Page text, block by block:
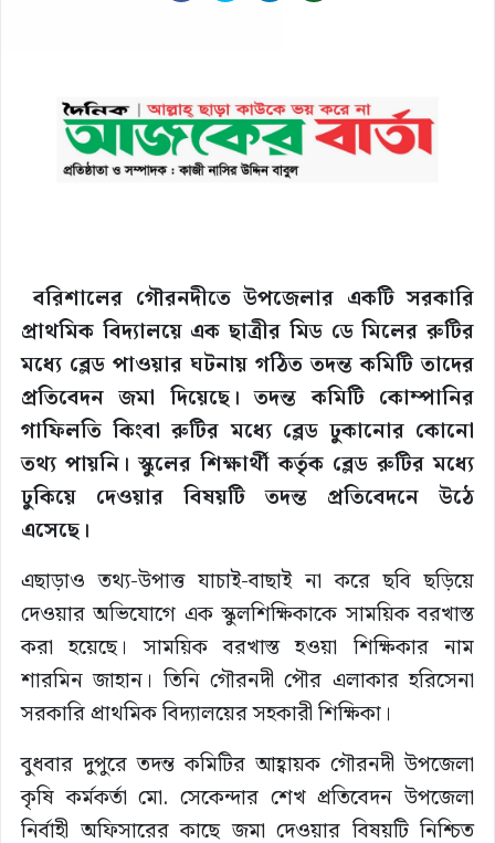
বরিশালের গৌরনদীতে উপজেলার একটি সরকারি
প্রাথমিক বিদ্যালয়ে এক ছাত্রীর মিড ডে মিলের রুটির
মধ্যে ব্লেড পাওয়ার ঘটনায় গঠিত তদন্ত কমিটি তাদের
প্রতিবেদন জমা দিয়েছে। তদন্ত কমিটি কোম্পানির
গাফিলতি কিংবা রুটির মধ্যে ব্লেড ঢুকানোর কোনো
তথ্য পায়নি। স্কুলের শিক্ষার্থী কর্তৃক ব্লেড রুটির মধ্যে
ঢুকিয়ে দেওয়ার বিষয়টি তদন্ত প্রতিবেদনে উঠে
এসেছে।
এছাড়াও তথ্য-উপাত্ত যাচাই-বাছাই না করে ছবি ছড়িয়ে
দেওয়ার অভিযোগে এক স্কুলশিক্ষিকাকে সাময়িক বরখাস্ত
করা হয়েছে। সাময়িক বরখাস্ত হওয়া শিক্ষিকার নাম
শারমিন জাহান। তিনি গৌরনদী পৌর এলাকার হরিসেনা
সরকারি প্রাথমিক বিদ্যালয়ের সহকারী শিক্ষিকা।
বুধবার দুপুরে তদন্ত কমিটির আহ্বায়ক গৌরনদী উপজেলা
কৃষি কর্মকর্তা মো. সেকেন্দার শেখ প্রতিবেদন উপজেলা
নির্বাহী অফিসারের কাছে জমা দেওয়ার বিষয়টি নিশ্চিত